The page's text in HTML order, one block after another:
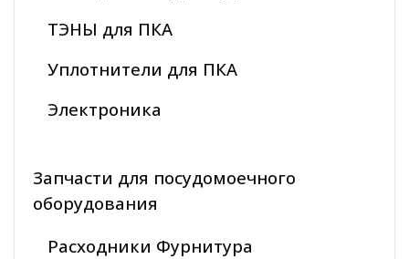
ТЭНЫ для ПКА
Уплотнители для ПКА
Электроника
Запчасти для посудомоечного
оборудования
Расходники Фурнитура